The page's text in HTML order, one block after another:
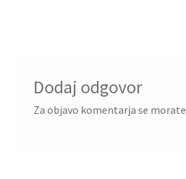
Dodaj odgovor
Za objavo komentarja se morate